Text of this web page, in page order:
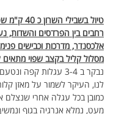
טיול בשבילי
רחבים בין הפרדסים והשדות,
אלכסנדר, מדרכות וכבישים
מסלול קליל בקצב שפוי מתאים
נבקר ב 3-4 עגלות קפה
לנו, העיקר לשמור על מאזן
כמובן בכל עגלה אחרי שנצלם
מעט, נמלא אנרגיה בגוף